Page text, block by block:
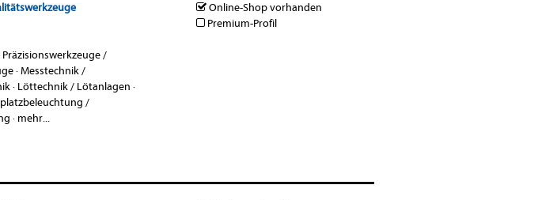
Präzisionswerkzeuge /
·Messtechnik /
· Löttechnik / Lötanlagen ·
/
· mehr...
Online-Shop vorhanden
Premium-Profil